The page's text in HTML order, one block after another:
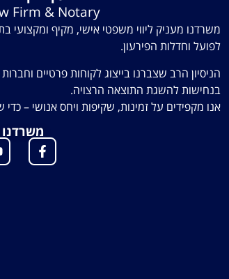
Firm & Notary
משרדנו מעניק ליווי משפטי אישי, מקיף
לפועל וחדלות הפירעון.
הניסיון הרב שצברנו בייצוג לקוחות פרטיים
בנחישות להשגת התוצאה הרצויה.
אנו מקפידים על זמינות, שקיפות ויחס אנושי –